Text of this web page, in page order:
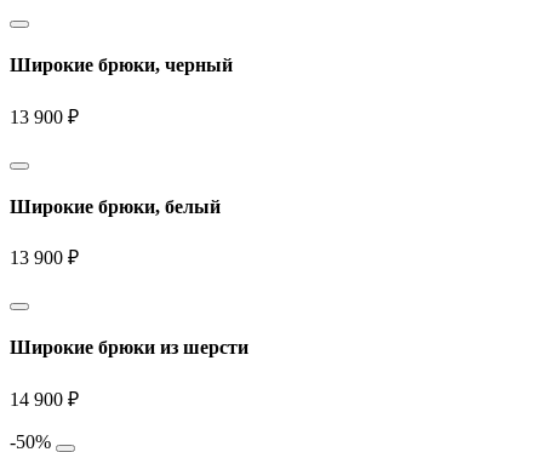
Широкие брюки, черный
13 900 ₽
Широкие брюки, белый
13 900 ₽
Широкие брюки из шерсти
14 900 ₽
-50%